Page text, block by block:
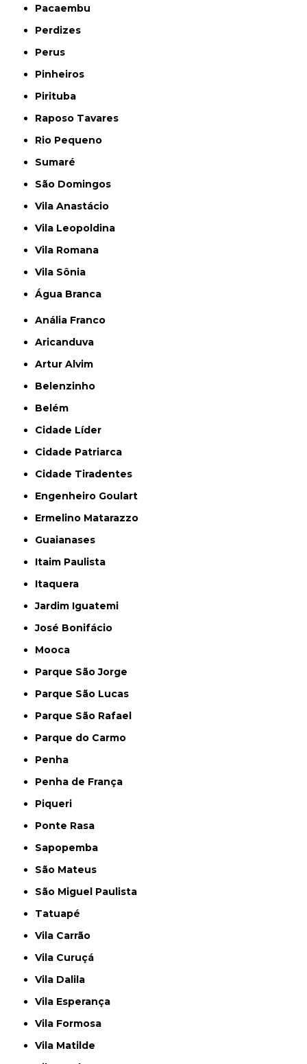
Pacaembu
Perdizes
Perus
Pinheiros
Pirituba
Raposo Tavares
Rio Pequeno
Sumaré
São Domingos
Vila Anastácio
Vila Leopoldina
Vila Romana
Vila Sônia
Água Branca
Anália Franco
Aricanduva
Artur Alvim
Belenzinho
Belém
Cidade Líder
Cidade Patriarca
Cidade Tiradentes
Engenheiro Goulart
Ermelino Matarazzo
Guaianases
Itaim Paulista
Itaquera
Jardim Iguatemi
José Bonifácio
Mooca
Parque São Jorge
Parque São Lucas
Parque São Rafael
Parque do Carmo
Penha
Penha de França
Piqueri
Ponte Rasa
Sapopemba
São Mateus
São Miguel Paulista
Tatuapé
Vila Carrão
Vila Curuçá
Vila Dalila
Vila Esperança
Vila Formosa
Vila Matilde